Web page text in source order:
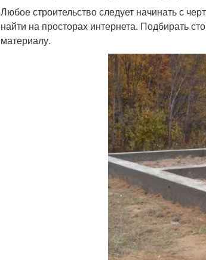
Любое строительство следует начинать с
найти на просторах интернета. Подбирать
материалу.